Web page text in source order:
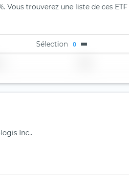
trouverez une liste de ces
Sélection 0
Inc..